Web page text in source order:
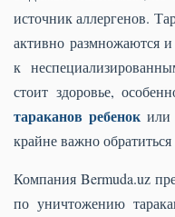
источник аллергенов.
активно размножаются и
к
стоит здоровье,
тараканов ребенокили
крайне важно
Компания Bermuda.uz
по уничтожению